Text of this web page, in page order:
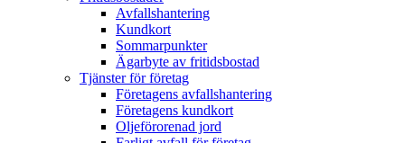
Avfallshantering
Kundkort
Sommarpunkter
Ägarbyte av fritidsbostad
Tjänster för företag
Företagens avfallshantering
Företagens kundkort
Oljeförorenad jord